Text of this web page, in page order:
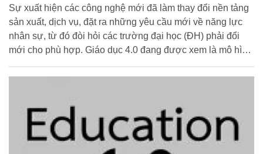
Sự xuất hiện các công nghệ mới đã làm thay đổi nền tảng
sản xuất, dịch vụ, đặt ra những yêu cầu mới về năng lực
nhân sự, từ đó đòi hỏi các trường đại học (ĐH) phải đổi
mới cho phù hợp. Giáo dục 4.0 đang được xem là mô hình
cầu của cách mạng công nghiệp (CMCN) 4.0.